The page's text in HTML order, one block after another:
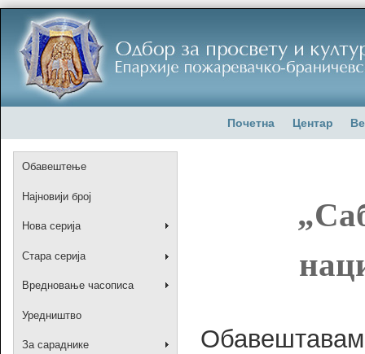
Почетна Центар
Обавештење
Најновији број
Нова серија
Стара серија
Вредновање часописа
Уредништво
За сараднике